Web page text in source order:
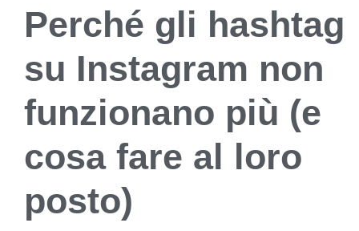
Perché gli hashtag
su Instagram non
funzionano più (e
cosa fare al loro
posto)